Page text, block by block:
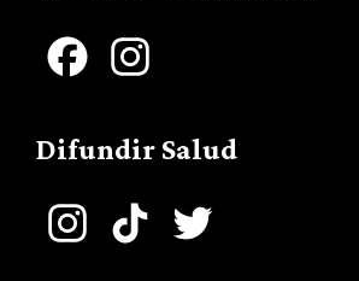
Facebook
Difundir Salud
InstagramTikTok